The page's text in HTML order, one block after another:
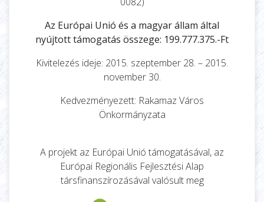
Az Európai Unió és a magyar állam által
nyújtott támogatás összege: 199.777.375.-Ft
Kivitelezés ideje: 2015. szeptember 28. – 2015.
november 30.
Kedvezményezett: Rakamaz Város
Önkormányzata
A projekt az Európai Unió támogatásával, az
Európai Regionális Fejlesztési Alap
társfinanszírozásával valósult meg